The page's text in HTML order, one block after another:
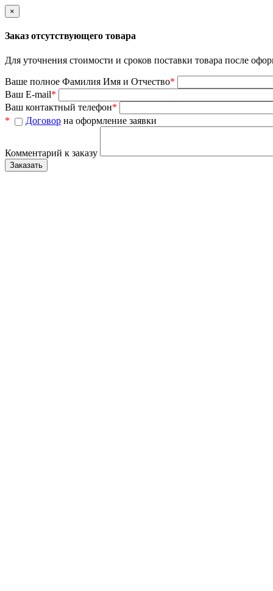
×
Заказ отсутствующего товара
Для уточнения стоимости и сроков поставки товара после
Ваше полное Фамилия Имя и Отчество*
Ваш E-mail*
Ваш контактный телефон*
*
Договор на оформление заявки
Комментарий к заказу